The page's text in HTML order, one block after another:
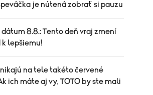
je nútená zobrať si pauzu
8.8.: Tento deň vraj zmení
k lepšiemu!
na tele takéto červené
ich máte aj vy, TOTO by ste mali